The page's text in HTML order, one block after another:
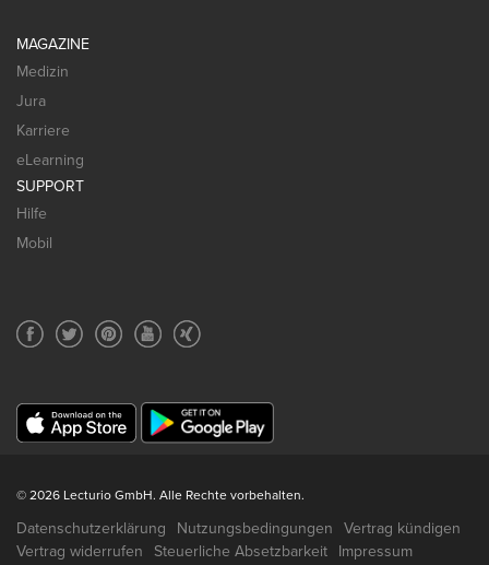
MAGAZINE
Medizin
Jura
Karriere
eLearning
SUPPORT
Hilfe
Mobil
© 2026 Lecturio GmbH. Alle Rechte vorbehalten.
Datenschutzerklärung Nutzungsbedingungen
Vertrag kündigen
Vertrag widerrufen
Steuerliche Absetzbarkeit
Impressum